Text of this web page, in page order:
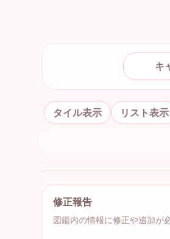
キ
タイル表示 リスト表示
修正報告
図鑑内の情報に修正や追加が